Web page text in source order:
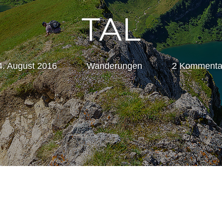
TAL
August 2016 Marc
Wanderungen 2